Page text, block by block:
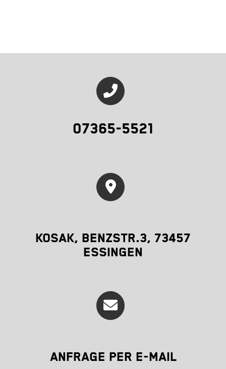
07365-5521
KOSAK, BENZSTR.3, 73457
ESSINGEN
ANFRAGE PER E-MAIL